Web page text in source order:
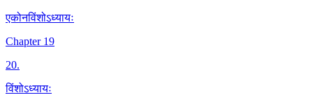
एकोनविंशोऽध्यायः
Chapter 19
20.
विंशोऽध्यायः